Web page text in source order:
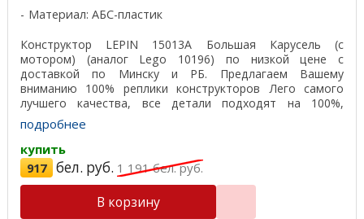
Материал: АБС-пластик
Конструктор LEPIN 15013A Большая Карусель (с
мотором) (аналог Lego 10196) по низкой цене с
доставкой по Минску и РБ. Предлагаем Вашему
вниманию 100% реплики конструкторов Лего самого
лучшего качества, все детали подходят на 100%,
отличный пластик, ...
подробнее
купить
917 бел. руб. 1 191бел. руб.
В корзину